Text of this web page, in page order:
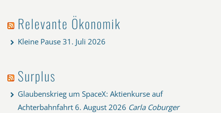
Relevante Ökonomik
Kleine Pause 31. Juli 2026
Surplus
Glaubenskrieg um SpaceX: Aktienkurse auf
Achterbahnfahrt 6. August 2026 Carla Coburger